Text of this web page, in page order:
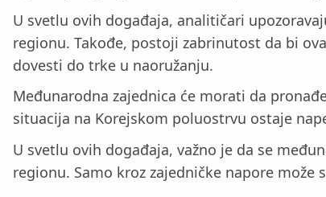
U svetlu ovih događaja, analitičari
regionu. Takođe, postoji zabrinutost da bi
dovesti do trke u naoružanju.
Međunarodna zajednica će morati da
situacija na Korejskom poluostrvu ostaje
U svetlu ovih događaja, važno je da se
regionu. Samo kroz zajedničke napore